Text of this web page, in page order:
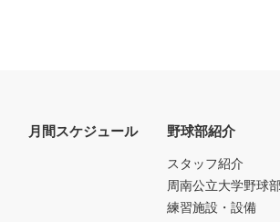
月間スケジュール 野球部紹介
スタッフ紹介
周南公立大学野球
練習施設・設備